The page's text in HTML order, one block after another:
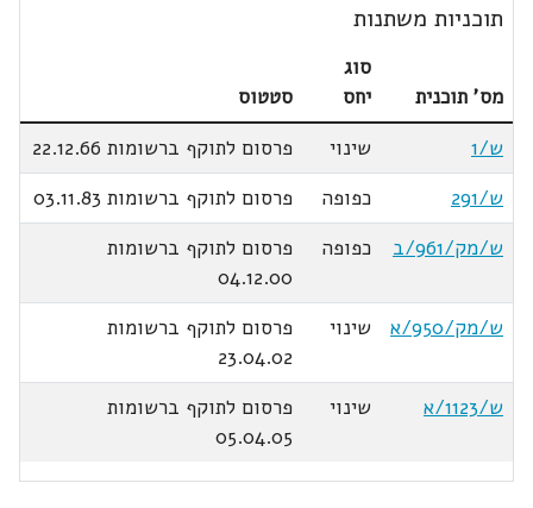
תוכניות משתנות
מס' תוכנית
סוג
יחס
סטטוס
ש/1
שינוי
פרסום לתוקף ברשומות 22.12.66
ש/291
כפופה
פרסום לתוקף ברשומות 03.11.83
ש/מק/961/ב
כפופה
פרסום לתוקף ברשומות
04.12.00
ש/מק/950/א
שינוי
פרסום לתוקף ברשומות
23.04.02
ש/1123/א
שינוי
פרסום לתוקף ברשומות
05.04.05